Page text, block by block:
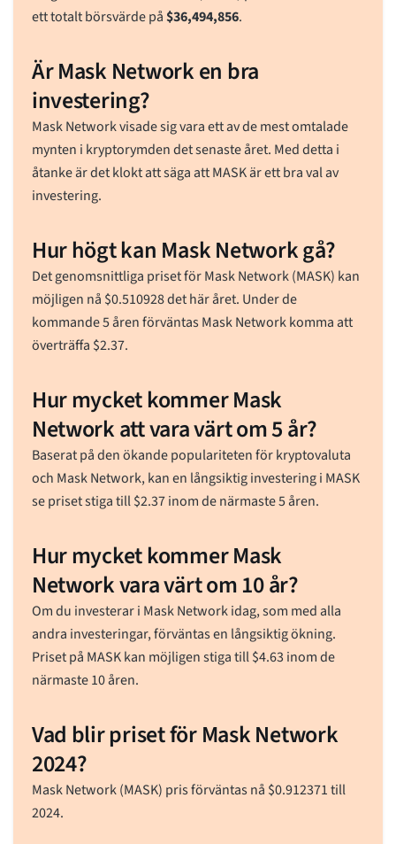
ett totalt börsvärde på$36,494,856.
Är Mask Network en bra
investering?
Mask Network visade sig vara ett av de mest omtalade
mynten i kryptorymden det senaste året. Med detta i
åtanke är det klokt att säga att MASK är ett bra val av
investering.
Hur högt kan Mask Network gå?
Det genomsnittliga priset för Mask Network (MASK) kan
möjligen nå $0.510928det här året. Under de
kommande 5 åren förväntas Mask Network komma att
överträffa $2.37.
Hur mycket kommer Mask
Network att vara värt om 5 år?
Baserat på den ökande populariteten för kryptovaluta
och Mask Network, kan en långsiktig investering i MASK
se priset stiga till$2.37inom de närmaste 5 åren.
Hur mycket kommer Mask
Network vara värt om 10 år?
Om du investerar i Mask Network idag, som med alla
andra investeringar, förväntas en långsiktig ökning.
Priset på MASK kan möjligen stiga till$4.63 inom de
närmaste 10 åren.
Vad blir priset för Mask Network
2024?
Mask Network (MASK) pris förväntas nå $0.912371till
2024.